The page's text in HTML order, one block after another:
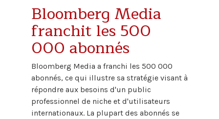
Bloomberg Media
franchit les 500
000 abonnés
Bloomberg Media a franchi les 500 000
abonnés, ce qui illustre sa stratégie visant à
répondre aux besoins d'un public
professionnel de niche et d'utilisateurs
internationaux. La plupart des abonnés se